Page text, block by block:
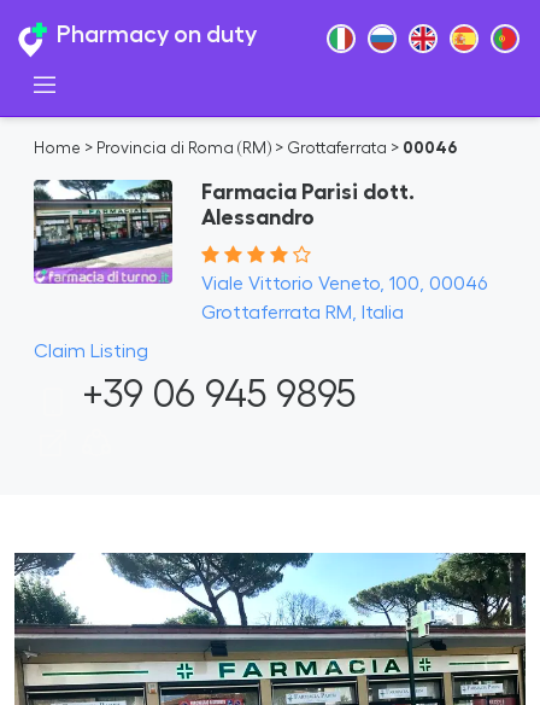
Pharmacy on duty
Home > Provincia di Roma (RM) > Grottaferrata > 00046
Farmacia Parisi dott.
Alessandro
Viale Vittorio Veneto, 100, 00046
Grottaferrata RM, Italia
Claim Listing
+39 06 945 9895